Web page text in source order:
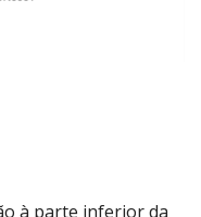
à parte inferior da